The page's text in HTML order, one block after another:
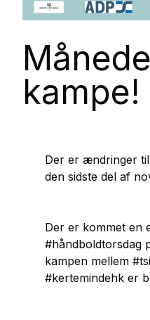
kampe!
Der er ændringer
den sidste del af
Der er kommet en
#håndboldtorsdag
kampen mellem
#kertemindehk er